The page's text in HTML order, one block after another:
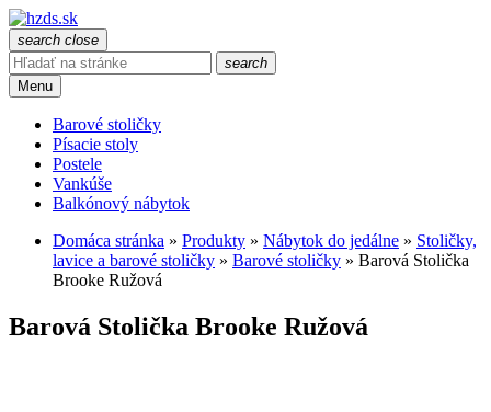
search close
search
Menu
Barové stoličky
Písacie stoly
Postele
Vankúše
Balkónový nábytok
Domáca stránka » Produkty » Nábytok do jedálne » Stoličky,
lavice a barové stoličky » Barové stoličky » Barová Stolička
Brooke Ružová
Barová Stolička Brooke Ružová